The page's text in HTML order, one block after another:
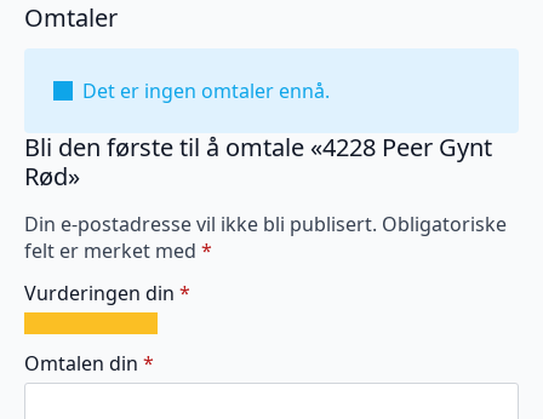
Omtaler
Det er ingen omtaler ennå.
Bli den første til å omtale «4228 Peer Gynt
Rød»
Din e-postadresse vil ikke bli publisert. Obligatoriske
felt er merket med *
Vurderingen din *
av
5
av
5
av
5
av
5
av
5
Omtalen din *